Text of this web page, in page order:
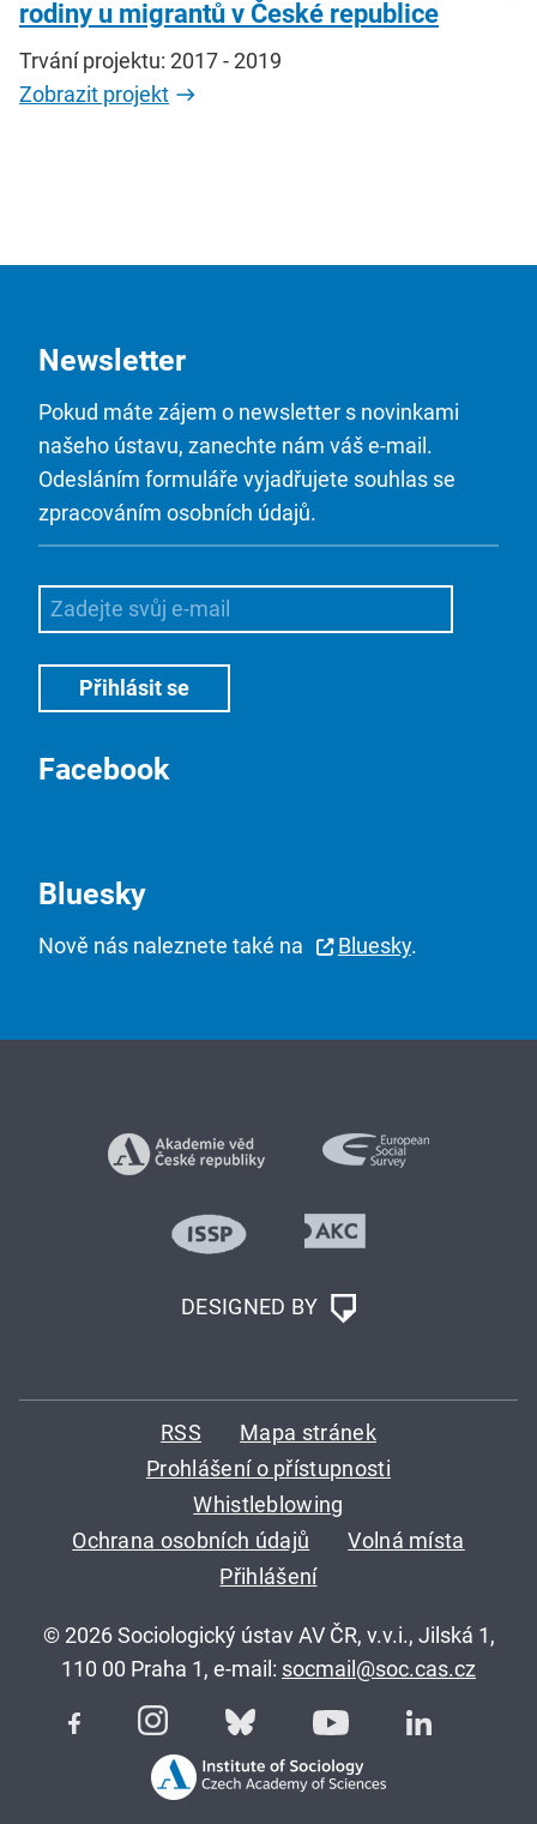
rodiny u migrantů v České republice
Trvání projektu: 2017 - 2019
Zobrazit projekt
Newsletter
Pokud máte zájem o newsletter s novinkami
našeho ústavu, zanechte nám váš e-mail.
Odesláním formuláře vyjadřujete souhlas se
zpracováním osobních údajů.
Facebook
Bluesky
Nově nás naleznete také na Bluesky.
DESIGNED BY
RSS
Mapa stránek
Prohlášení o přístupnosti
Whistleblowing
Ochrana osobních údajů
Volná místa
Přihlášení
© 2026 Sociologický ústav AV ČR, v.v.i., Jilská 1,
110 00 Praha 1, e-mail: socmail@soc.cas.cz